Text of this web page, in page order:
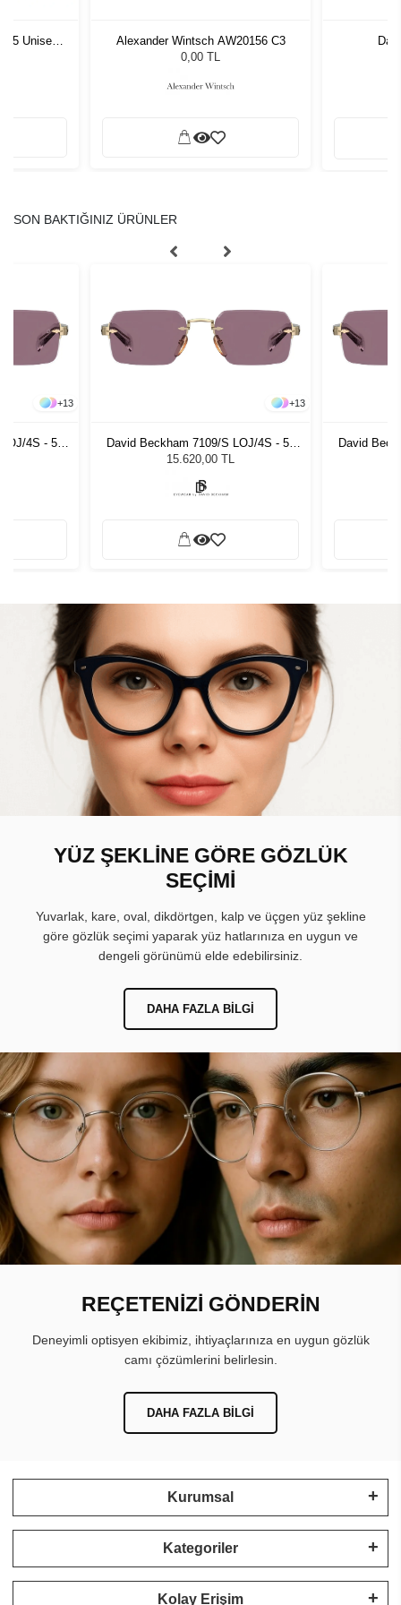
Alexander Wintsch AW20156 C3
0,00 TL
Davidoff DAP 106 03
0,00 TL
Tükendi
Armani
SON BAKTIĞINIZ ÜRÜNLER
+13
4S - 55
+13
David Beckham 7109/S LOJ/4S - 55
Unisex Güneş Gözlüğü
15.620,00 TL
David
YÜZ ŞEKLİNE GÖRE GÖZLÜK
SEÇİMİ
Yuvarlak, kare, oval, dikdörtgen, kalp ve üçgen yüz şekline
göre gözlük seçimi yaparak yüz hatlarınıza en uygun ve
dengeli görünümü elde edebilirsiniz.
DAHA FAZLA BILGI
REÇETENİZİ GÖNDERİN
Deneyimli optisyen ekibimiz, ihtiyaçlarınıza en uygun gözlük
camı çözümlerini belirlesin.
DAHA FAZLA BILGI
Kurumsal
Kategoriler
Kolay Erişim